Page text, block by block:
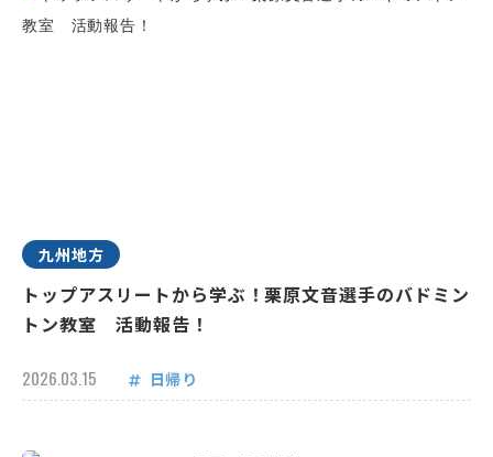
九州地方
トップアスリートから学ぶ！栗原文音選手のバドミン
トン教室 活動報告！
2026.03.15 日帰り